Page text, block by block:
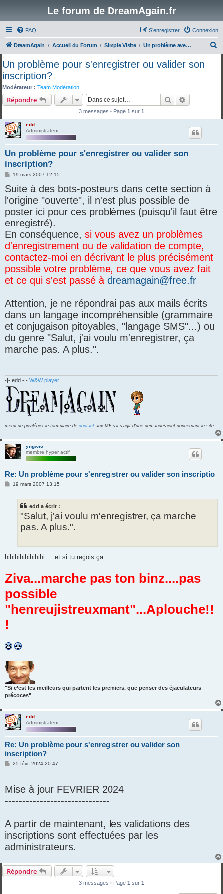
Le forum de DreamAgain.fr
FAQ Connexion
S’enregistrer
DreamAgain Accueil du Forum Simple Visite Un problème avec le forum?
Un problème pour s'enregistrer ou valider son
inscription?
Modérateur : Team Modération
Répondre Rechercher
3 messages • Page 1 sur 1
edd
Administrateur
Un problème pour s'enregistrer ou valider son
inscription?
M
s
s
a
g
e
19 mars 2007 12:15
Suite à des bots-posteurs dans cette section à
l'origine "ouverte", il n'est plus possible de
poster ici pour ces problèmes (puisqu'il faut être
enregistré).
En conséquence, si vous avez un problèmes
d'enregistrement ou de validation de compte,
contactez-moi en décrivant le plus précisément
possible votre problème, ce que vous avez fait
et ce qui s'est passé à dreamagain@free.fr
Attention, je ne répondrai pas aux mails écrits
dans un langage incompréhensible (grammaire
et conjugaison pitoyables, "langage SMS"...) ou
du genre "Salut, j'ai voulu m'enregistrer, ça
marche pas. A plus.".
-|- edd -|- W&W player!
merci de privilégier le formulaire de contact aux MP s'il s'agit d'une demande/ajout concernant le site
yngwie
membre hyper actif
Re: Un problème pour s'enregistrer ou valider son inscriptio
M19 mars 2007 13:15
edd a écrit :
"Salut, j'ai voulu m'enregistrer, ça marche
pas. A plus.".
hihihihihihihihi.....et si tu reçois ça:
Ziva...marche pas ton binz....pas
possible
"henreujistreuxmant"...Aplouche!!
!
"Si c’est les meilleurs qui partent les premiers, que penser des éjaculateurs
précoces"
edd
Administrateur
Re: Un problème pour s'enregistrer ou valider son
inscription?
M
a
g
25 févr. 2024 20:47
Mise à jour FEVRIER 2024
------------------------------
A partir de maintenant, les validations des
inscriptions sont effectuées par les
administrateurs.
Répondre
3 messages • Page 1 sur 1